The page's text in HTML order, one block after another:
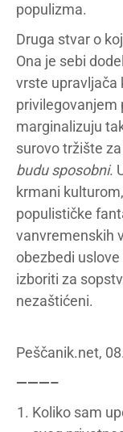
populizma.
Druga stvar o
Ona je sebi
vrste upravljača
privilegovanjem
marginalizuju
surovo tržište
budu sposobni.
krmani
populističke
vanvremenskih
obezbedi
izboriti za
nezaštićeni.
Peščanik.net,
———–
Koliko sam